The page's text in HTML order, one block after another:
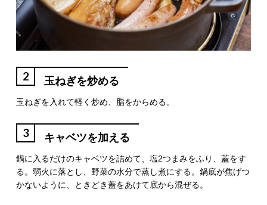
2 玉ねぎを炒める
玉ねぎを入れて軽く炒め、脂をからめる。
3 キャベツを加える
鍋に入るだけのキャベツを詰めて、塩2つまみをふり、蓋をす
る。弱火に落とし、野菜の水分で蒸し煮にする。鍋底が焦げつ
かないように、ときどき蓋をあけて底から混ぜる。